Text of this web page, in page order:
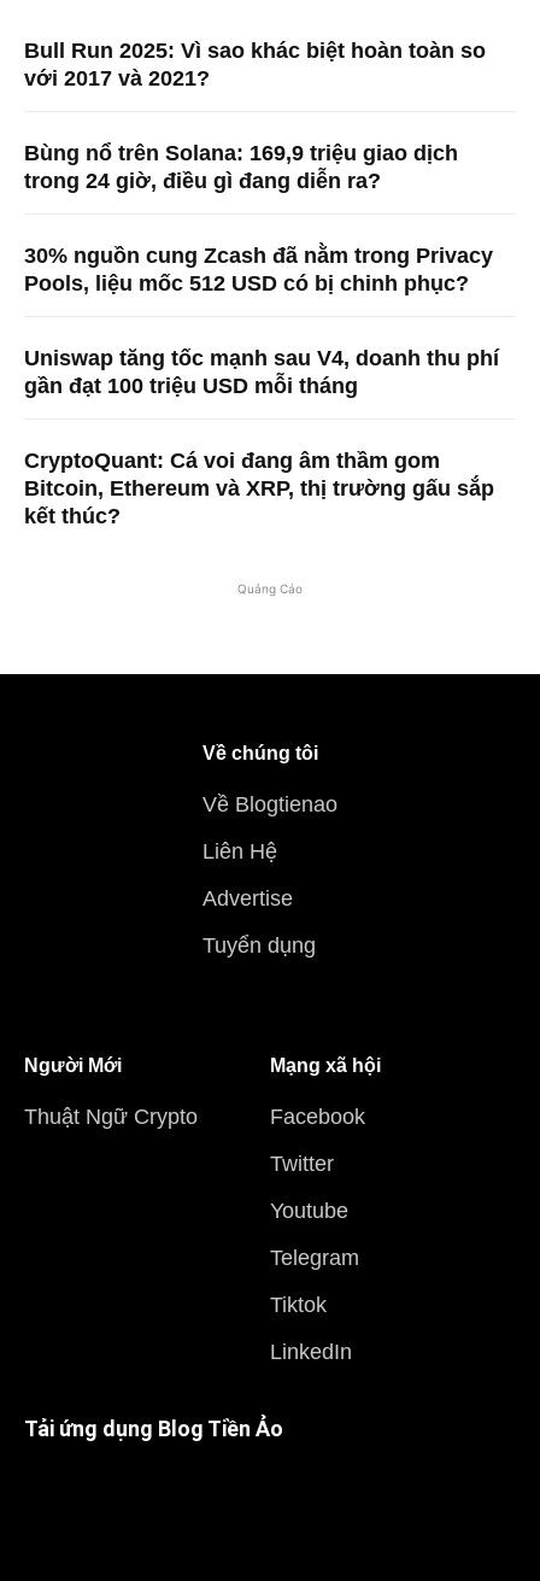
Bull Run 2025: Vì sao khác biệt hoàn toàn so
với 2017 và 2021?
Bùng nổ trên Solana: 169,9 triệu giao dịch
trong 24 giờ, điều gì đang diễn ra?
30% nguồn cung Zcash đã nằm trong Privacy
Pools, liệu mốc 512 USD có bị chinh phục?
Uniswap tăng tốc mạnh sau V4, doanh thu phí
gần đạt 100 triệu USD mỗi tháng
CryptoQuant: Cá voi đang âm thầm gom
Bitcoin, Ethereum và XRP, thị trường gấu sắp
kết thúc?
Quảng Cáo
Về chúng tôi
Về Blogtienao
Liên Hệ
Advertise
Tuyển dụng
Người Mới
Thuật Ngữ Crypto
Mạng xã hội
Facebook
Twitter
Youtube
Telegram
Tiktok
LinkedIn
Tải ứng dụng Blog Tiền Ảo